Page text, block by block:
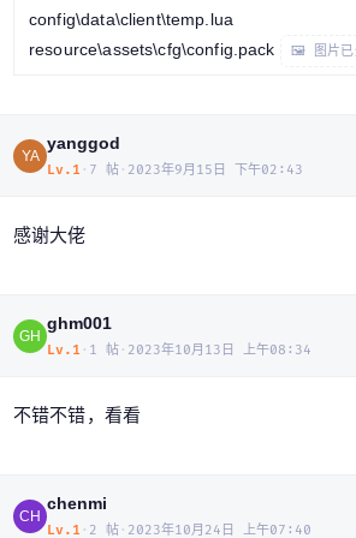
config\data\client\temp.lua
resource\assets\cfg\config.pack
🖼 图片已
YA
yanggod
Lv. 1 · 7 帖 · 2023年9月15日 下午02:43
感谢大佬
GH
ghm001
Lv. 1 · 1 帖 · 2023年10月13日 上午08:34
不错不错，看看
CH
chenmi
Lv. 1 · 2 帖 · 2023年10月24日 上午07:40